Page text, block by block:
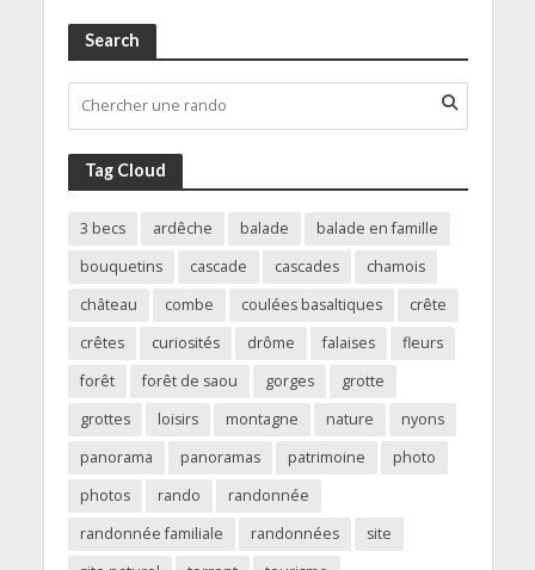
Search
Tag Cloud
3 becs ardêche balade
balade en famille
bouquetins
cascade cascades
chamois
château
combe coulées basaltiques
crête
crêtes
curiosités drôme falaises
fleurs
forêt
forêt de saou gorges
grotte
grottes
loisirs montagne nature
nyons
panorama
panoramas patrimoine
photo
photos
rando
randonnée
randonnée familiale
randonnées
site